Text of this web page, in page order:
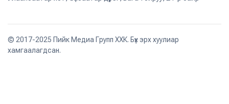
© 2017-2025 Пийк Медиа Групп ХХК. Бүх эрх хуулиар
хамгаалагдсан.